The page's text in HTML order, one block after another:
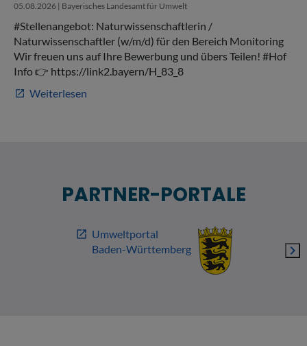
PARTNER-PORTALE
open_in_new Umweltportal
Baden-Württemberg
navigate_next